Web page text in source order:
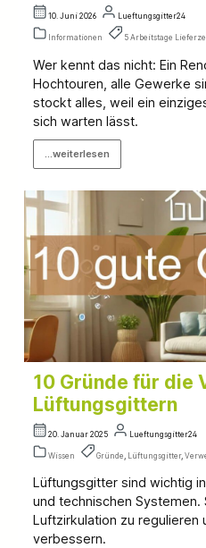
10. Juni 2026 Lueftungsgitter24
Informationen 5 Arbeitstage
Wer kennt das nicht: Ein
Hochtouren, alle Gewerke
stockt alles, weil ein
sich warten lässt.
...weiterlesen
10 Gründe für die
Lüftungsgittern
20. Januar 2025 Lueftungsgitter24
Wissen Gründe Lüftungsgitter,
Lüftungsgitter sind wichtig
und technischen Systemen.
Luftzirkulation zu regulieren
verbessern.